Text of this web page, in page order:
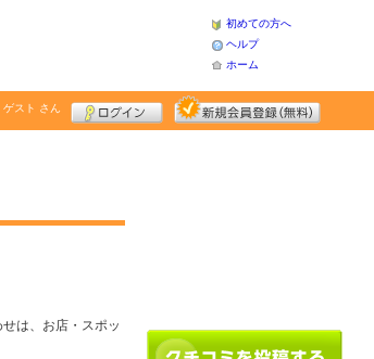
初めての方へ
ヘルプ
ホーム
ゲスト さん
は、お店・スポッ